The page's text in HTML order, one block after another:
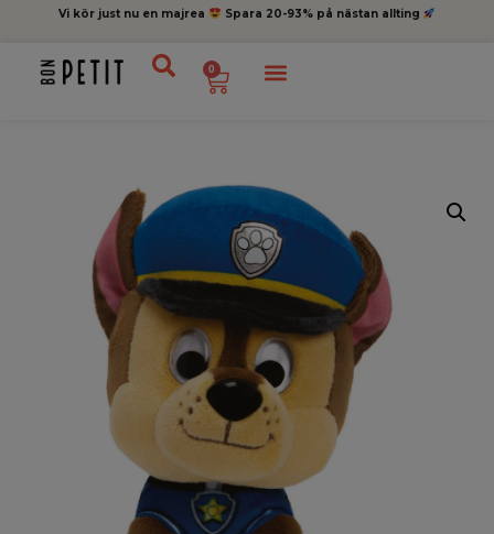
Vi kör just nu en majrea Spara 20-93% på nästan allting
0